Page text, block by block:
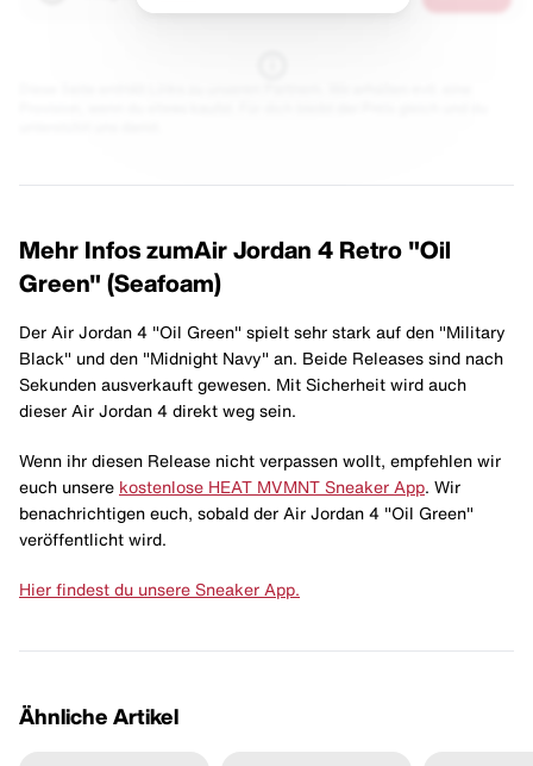
Mehr Infos zumAir Jordan 4 Retro "Oil
Green" (Seafoam)
Der Air Jordan 4 "Oil Green" spielt sehr stark auf den "Military
Black" und den "Midnight Navy" an. Beide Releases sind nach
Sekunden ausverkauft gewesen. Mit Sicherheit wird auch
dieser Air Jordan 4 direkt weg sein.
Wenn ihr diesen Release nicht verpassen wollt, empfehlen wir
euch unsere kostenlose HEAT MVMNT Sneaker App. Wir
benachrichtigen euch, sobald der Air Jordan 4 "Oil Green"
veröffentlicht wird.
Hier findest du unsere Sneaker App.
Ähnliche Artikel